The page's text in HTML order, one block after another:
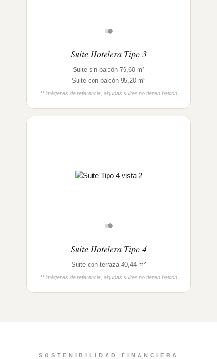
Suite Hotelera Tipo 3
Suite sin balcón 76,60 m²
Suite con balcón 95,20 m²
** imágenes de referencia, algunas suites no tienen balcón
Suite Hotelera Tipo 4
Suite con terraza 40,44 m²
** imágenes de referencia, algunas suites no tienen balcón
SOSTENIBILIDAD FINANCIERA